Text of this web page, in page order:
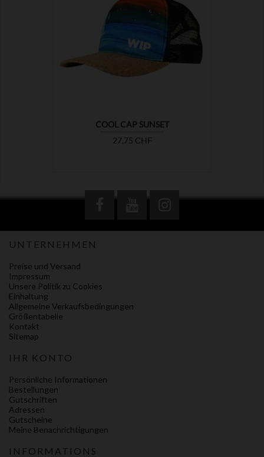
COOL CAP SUNSET
Preis
27,75 CHF

UNTERNEHMEN
Preise und Versand
Impressum
Unsere Politik zu Cookies
Einhaltung
Allgemeine Verkaufsbedingungen
Größentabelle
Kontakt
Sitemap
IHR KONTO
Persönliche Informationen
Bestellungen
Gutschriften
Adressen
Gutscheine
Meine Benachrichtigungen
INFORMATIONS